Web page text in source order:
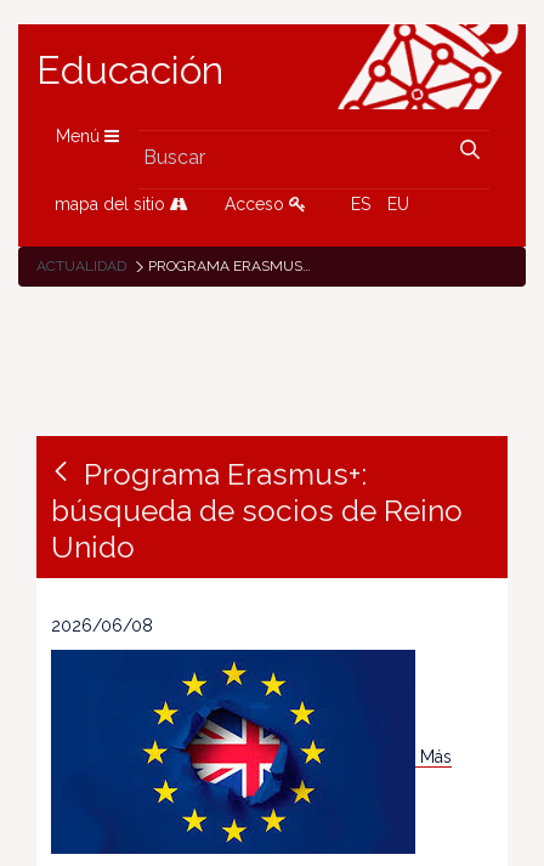
Educación
Menú
mapa del sitio Acceso ES EU
ACTUALIDAD PROGRAMA ERASMUS+: BÚSQUEDA DE SOCIOS DE REINO UNIDO
Programa Erasmus+:
búsqueda de socios de Reino
Unido
2026/06/08
Más